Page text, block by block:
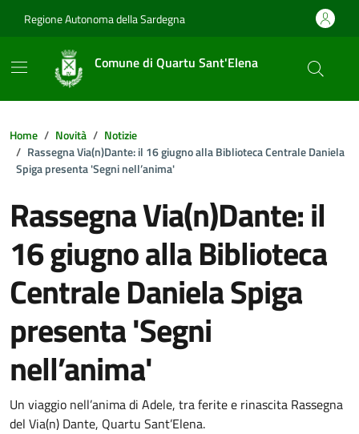
Regione Autonoma della Sardegna
Comune di Quartu Sant'Elena
Home Novità
Notizie
Rassegna Via(n)Dante: il 16 giugno alla Biblioteca Centrale Daniela
Spiga presenta 'Segni nell’anima'
Rassegna Via(n)Dante: il
16 giugno alla Biblioteca
Centrale Daniela Spiga
presenta 'Segni
nell’anima'
Dettagli della notizia
Un viaggio nell’anima di Adele, tra ferite e rinascita Rassegna
del Via(n) Dante, Quartu Sant’Elena.